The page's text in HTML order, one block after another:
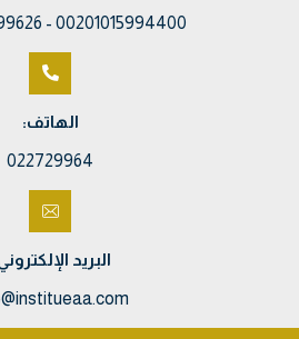
00201015994400 - 00201069699626
الهاتف:
022729964
البريد